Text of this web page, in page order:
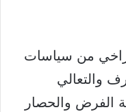
من سياسات
والتعالي
الفرض والحصار